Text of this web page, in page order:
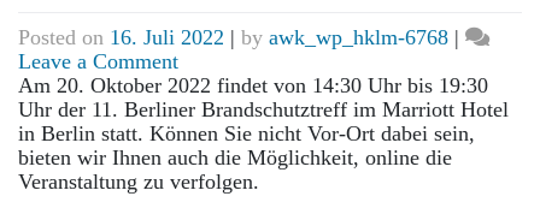
Posted on 16. Juli 2022 | by awk_wp_hklm-6768 |
Leave a Commenton
11.
Berliner
Brandschutztreff
Am 20. Oktober 2022 findet von 14:30 Uhr bis 19:30
Uhr der 11. Berliner Brandschutztreff im Marriott Hotel
in Berlin statt. Können Sie nicht Vor-Ort dabei sein,
bieten wir Ihnen auch die Möglichkeit, online die
Veranstaltung zu verfolgen.